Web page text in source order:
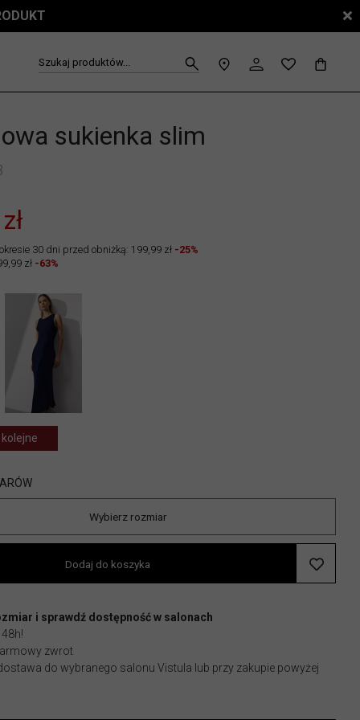
Szukaj produktów...
sukienka slim
30 dni przed obniżką: 199,99 zł -25%
zł -63%
Wybierz rozmiar
Dodaj do koszyka
i sprawdź dostępność w salonach
zwrot
do wybranego salonu Vistula lub przy zakupie powyżej